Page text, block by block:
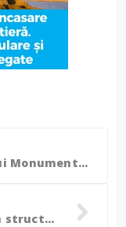
Anul acesta se va construi Monumentul comemorativ al victimelor accidentului de la Huțani! (Foto)
Posturi de medici și asistenți în structurile MAI din Botoșani. Vezi câte locuri sunt și criteriile de selecție!